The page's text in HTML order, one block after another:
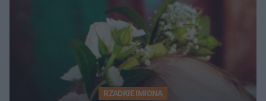
RZADKIE IMIONA